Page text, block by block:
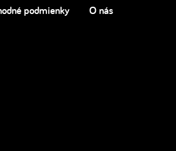
podmienky O nás